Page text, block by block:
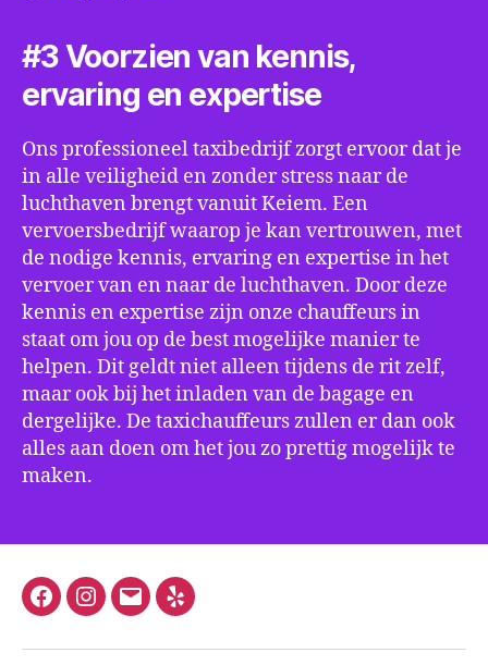
#3 Voorzien van kennis,
ervaring en expertise
Ons professioneel taxibedrijf zorgt ervoor dat je
in alle veiligheid en zonder stress naar de
luchthaven brengt vanuit Keiem. Een
vervoersbedrijf waarop je kan vertrouwen, met
de nodige kennis, ervaring en expertise in het
vervoer van en naar de luchthaven. Door deze
kennis en expertise zijn onze chauffeurs in
staat om jou op de best mogelijke manier te
helpen. Dit geldt niet alleen tijdens de rit zelf,
maar ook bij het inladen van de bagage en
dergelijke. De taxichauffeurs zullen er dan ook
alles aan doen om het jou zo prettig mogelijk te
maken.
FacebookInstagram
E-
Yelp